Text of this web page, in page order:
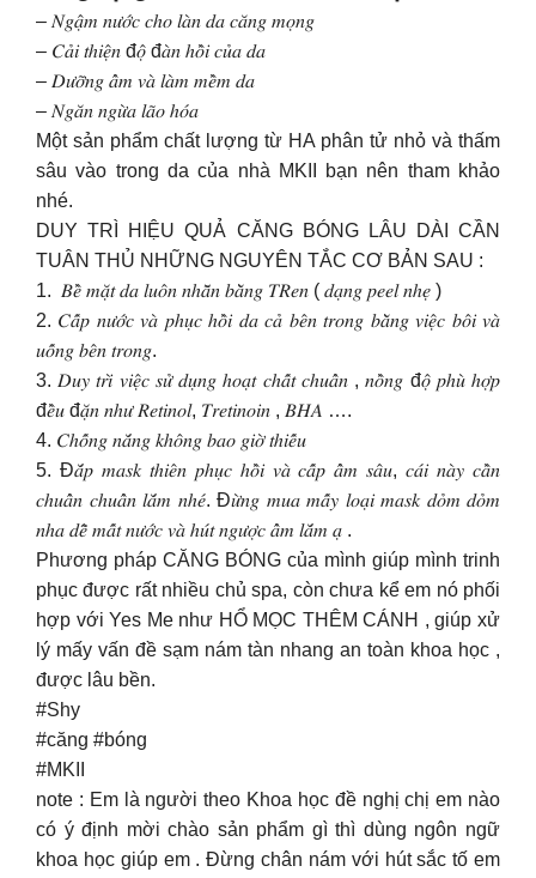
– 𝑁𝑔𝑎̣̂𝑚 𝑛𝑢̛𝑜̛́𝑐 𝑐ℎ𝑜 𝑙𝑎̀𝑛 𝑑𝑎 𝑐𝑎̆𝑛𝑔 𝑚𝑜̣𝑛𝑔
– 𝐶𝑎̉𝑖 𝑡ℎ𝑖𝑒̣̂𝑛 đ𝑜̣̂ đ𝑎̀𝑛 ℎ𝑜̂̀𝑖 𝑐𝑢̉𝑎 𝑑𝑎
– 𝐷𝑢̛𝑜̛̃𝑛𝑔 𝑎̂̉𝑚 𝑣𝑎̀ 𝑙𝑎̀𝑚 𝑚𝑒̂̀𝑚 𝑑𝑎
– 𝑁𝑔𝑎̆𝑛 𝑛𝑔𝑢̛̀𝑎 𝑙𝑎̃𝑜 ℎ𝑜́𝑎
Một sản phẩm chất lượng từ HA phân tử nhỏ và thấm
sâu vào trong da của nhà MKII bạn nên tham khảo
nhé.
DUY TRÌ HIỆU QUẢ CĂNG BÓNG LÂU DÀI CẦN
TUÂN THỦ NHỮNG NGUYÊN TẮC CƠ BẢN SAU :
1. ‌ 𝐵𝑒̂̀ 𝑚𝑎̣̆𝑡 𝑑𝑎 𝑙𝑢𝑜̂𝑛 𝑛ℎ𝑎̆̃𝑛 𝑏𝑎̆̀𝑛𝑔 𝑇𝑅𝑒𝑛 ( 𝑑𝑎̣𝑛𝑔 𝑝𝑒𝑒𝑙 𝑛ℎ𝑒̣ ) ‌
2. 𝐶𝑎̂́𝑝 𝑛𝑢̛𝑜̛́𝑐 𝑣𝑎̀ 𝑝ℎ𝑢̣𝑐 ℎ𝑜̂̀𝑖 𝑑𝑎 𝑐𝑎̉ 𝑏𝑒̂𝑛 𝑡𝑟𝑜𝑛𝑔 𝑏𝑎̆̀𝑛𝑔 𝑣𝑖𝑒̣̂𝑐 𝑏𝑜̂𝑖 𝑣𝑎̀
𝑢𝑜̂́𝑛𝑔 𝑏𝑒̂𝑛 𝑡𝑟𝑜𝑛𝑔.
3. 𝐷𝑢𝑦 𝑡𝑟𝑖̀ 𝑣𝑖𝑒̣̂𝑐 𝑠𝑢̛̉ 𝑑𝑢̣𝑛𝑔 ℎ𝑜𝑎̣𝑡 𝑐ℎ𝑎̂́𝑡 𝑐ℎ𝑢𝑎̂̉𝑛 , 𝑛𝑜̂̀𝑛𝑔 đ𝑜̣̂ 𝑝ℎ𝑢̀ ℎ𝑜̛̣𝑝
đ𝑒̂̀𝑢 đ𝑎̣̆𝑛 𝑛ℎ𝑢̛ 𝑅𝑒𝑡𝑖𝑛𝑜𝑙, 𝑇𝑟𝑒𝑡𝑖𝑛𝑜𝑖𝑛 , 𝐵𝐻𝐴 ….‌
4. 𝐶ℎ𝑜̂́𝑛𝑔 𝑛𝑎̆́𝑛𝑔 𝑘ℎ𝑜̂𝑛𝑔 𝑏𝑎𝑜 𝑔𝑖𝑜̛̀ 𝑡ℎ𝑖𝑒̂́𝑢
5. ‌Đ𝑎̆́𝑝 𝑚𝑎𝑠𝑘 𝑡ℎ𝑖𝑒̂𝑛 𝑝ℎ𝑢̣𝑐 ℎ𝑜̂̀𝑖 𝑣𝑎̀ 𝑐𝑎̂́𝑝 𝑎̂̉𝑚 𝑠𝑎̂𝑢, 𝑐𝑎́𝑖 𝑛𝑎̀𝑦 𝑐𝑎̂̀𝑛
𝑐ℎ𝑢𝑎̂̉𝑛 𝑐ℎ𝑢𝑎̂̉𝑛 𝑙𝑎̆́𝑚 𝑛ℎ𝑒́. Đ𝑢̛̀𝑛𝑔 𝑚𝑢𝑎 𝑚𝑎̂́𝑦 𝑙𝑜𝑎̣𝑖 𝑚𝑎𝑠𝑘 𝑑𝑜̉𝑚 𝑑𝑜̉𝑚
𝑛ℎ𝑎 𝑑𝑒̂̃ 𝑚𝑎̂́𝑡 𝑛𝑢̛𝑜̛́𝑐 𝑣𝑎̀ ℎ𝑢́𝑡 𝑛𝑔𝑢̛𝑜̛̣𝑐 𝑎̂̉𝑚 𝑙𝑎̆́𝑚 𝑎̣ .
Phương pháp CĂNG BÓNG của mình giúp mình trinh
phục được rất nhiều chủ spa, còn chưa kể em nó phối
hợp với Yes Me như HỔ MỌC THÊM CÁNH , giúp xử
lý mấy vấn đề sạm nám tàn nhang an toàn khoa học ,
được lâu bền.
#Shy
#căng #bóng
#MKII
note : Em là người theo Khoa học đề nghị chị em nào
có ý định mời chào sản phẩm gì thì dùng ngôn ngữ
khoa học giúp em . Đừng chân nám với hút sắc tố em